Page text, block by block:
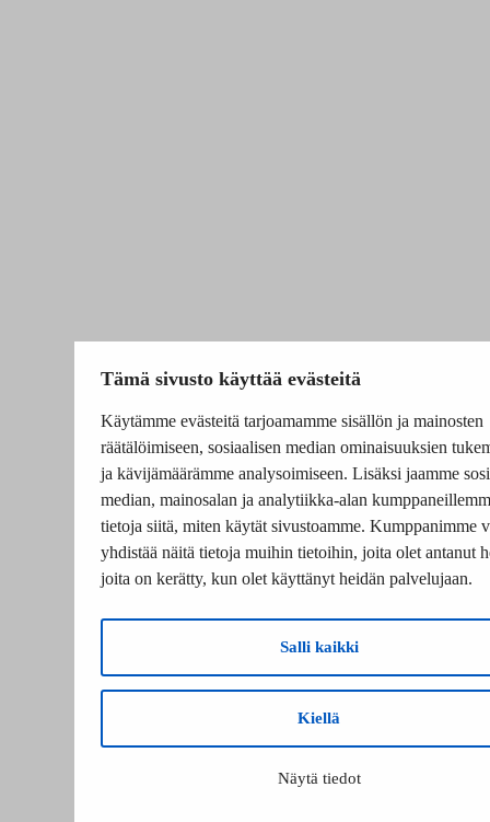
Tämä sivusto käyttää evästeitä
Käytämme evästeitä tarjoamamme sisällön ja mainosten
räätälöimiseen, sosiaalisen median ominaisuuksien
ja kävijämäärämme analysoimiseen. Lisäksi jaamme
median, mainosalan ja analytiikka-alan
tietoja siitä, miten käytät sivustoamme. Kumppanimme
yhdistää näitä tietoja muihin tietoihin, joita olet antanut
joita on kerätty, kun olet käyttänyt heidän palvelujaan.
Salli kaikki
Kiellä
Näytä tiedot